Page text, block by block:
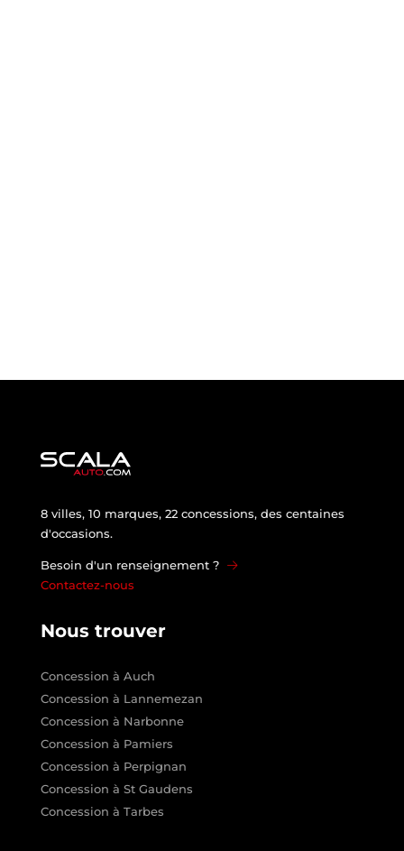
8 villes, 10 marques, 22 concessions, des centaines
d'occasions.
Besoin d'un renseignement ?
Contactez-nous
Nous trouver
Concession à Auch
Concession à Lannemezan
Concession à Narbonne
Concession à Pamiers
Concession à Perpignan
Concession à St Gaudens
Concession à Tarbes